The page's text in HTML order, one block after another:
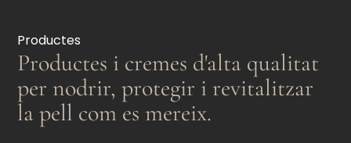
Productes
Productes i cremes d'alta qualitat
per nodrir, protegir i revitalitzar
la pell com es mereix.